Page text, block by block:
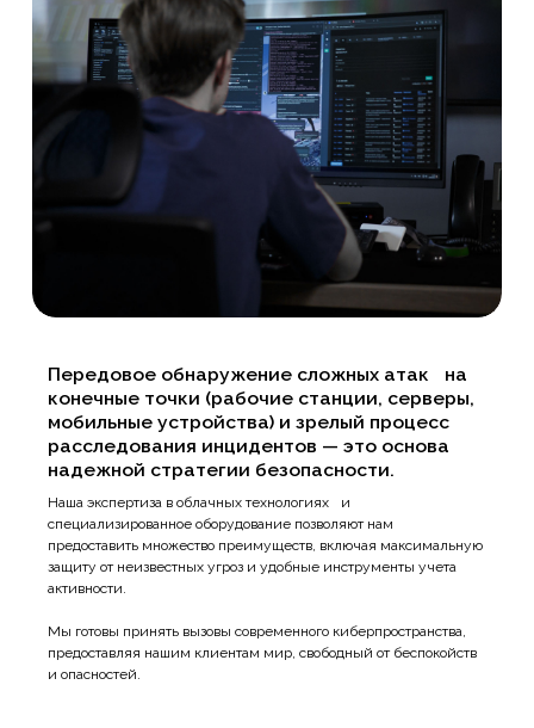
Передовое обнаружение сложных атак на
конечные точки (рабочие станции, серверы,
мобильные устройства) и зрелый процесс
расследования инцидентов — это основа
надежной стратегии безопасности.
Наша экспертиза в облачных технологиях и
специализированное оборудование позволяют нам
предоставить множество преимуществ, включая максимальную
защиту от неизвестных угроз и удобные инструменты учета
активности.
Мы готовы принять вызовы современного киберпространства,
предоставляя нашим клиентам мир, свободный от беспокойств
и опасностей.